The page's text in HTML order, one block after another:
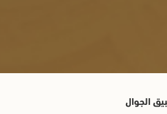
الجوال